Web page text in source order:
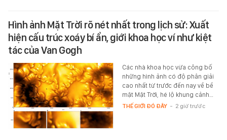
Hình ảnh Mặt Trời rõ nét nhất trong lịch sử: Xuất
hiện cấu trúc xoáy bí ẩn, giới khoa học ví như kiệt
tác của Van Gogh
Các nhà khoa học vừa công bố
những hình ảnh có độ phân giải
cao nhất từ trước đến nay về bề
mặt Mặt Trời, hé lộ khung cảnh…
THẾ GIỚI ĐÓ ĐÂY - 2 giờ trước